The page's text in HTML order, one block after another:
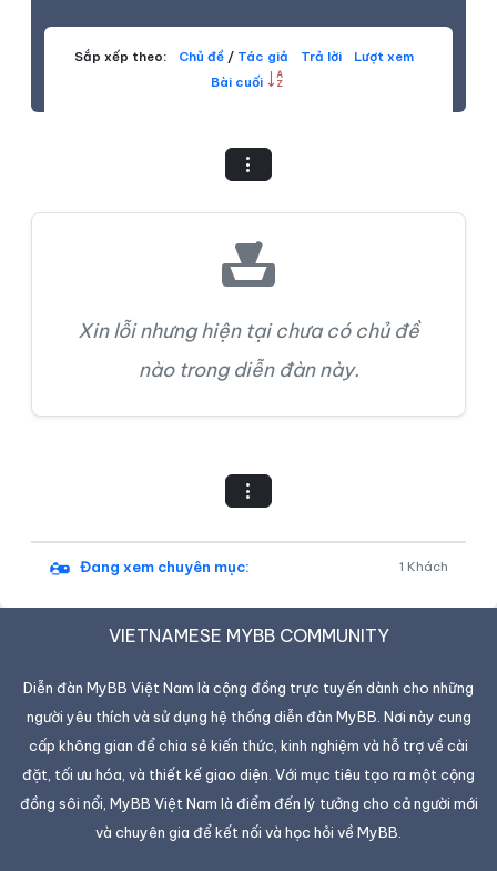
Sắp xếp theo: Chủ đề / Tác giả Trả lời
Lượt xem
Bài cuối
Xin lỗi nhưng hiện tại chưa có chủ đề
nào trong diễn đàn này.
Đang xem chuyên mục: 1 Khách
VIETNAMESE MYBB COMMUNITY
Diễn đàn MyBB Việt Nam là cộng đồng trực tuyến dành cho những
người yêu thích và sử dụng hệ thống diễn đàn MyBB. Nơi này cung
cấp không gian để chia sẻ kiến thức, kinh nghiệm và hỗ trợ về cài
đặt, tối ưu hóa, và thiết kế giao diện. Với mục tiêu tạo ra một cộng
đồng sôi nổi, MyBB Việt Nam là điểm đến lý tưởng cho cả người mới
và chuyên gia để kết nối và học hỏi về MyBB.